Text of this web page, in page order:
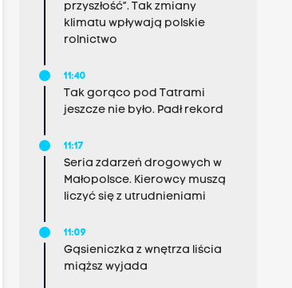
przyszłość”. Tak zmiany
klimatu wpływają polskie
rolnictwo
11:40
Tak gorąco pod Tatrami
jeszcze nie było. Padł rekord
11:17
Seria zdarzeń drogowych w
Małopolsce. Kierowcy muszą
liczyć się z utrudnieniami
11:09
Gąsieniczka z wnętrza liścia
miąższ wyjada